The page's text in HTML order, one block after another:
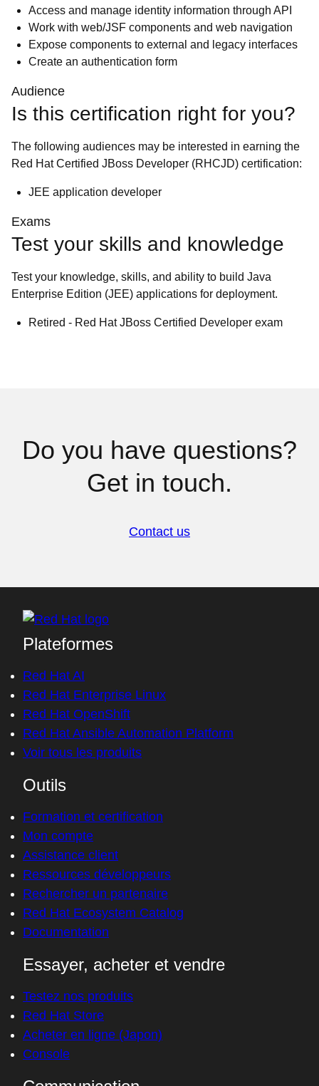
Access and manage identity information through API
Work with web/JSF components and web navigation
Expose components to external and legacy interfaces
Create an authentication form
Audience
Is this certification right for you?
The following audiences may be interested in earning the
Red Hat Certified JBoss Developer (RHCJD) certification:
JEE application developer
Exams
Test your skills and knowledge
Test your knowledge, skills, and ability to build Java
Enterprise Edition (JEE) applications for deployment.
Retired - Red Hat JBoss Certified Developer exam
Do you have questions?
Get in touch.
Contact us
Plateformes
Red Hat AI
Red Hat Enterprise Linux
Red Hat OpenShift
Red Hat Ansible Automation Platform
Voir tous les produits
Outils
Formation et certification
Mon compte
Assistance client
Ressources développeurs
Rechercher un partenaire
Red Hat Ecosystem Catalog
Documentation
Essayer, acheter et vendre
Testez nos produits
Red Hat Store
Acheter en ligne (Japon)
Console